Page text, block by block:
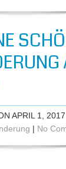
APRIL 1, 2017
| No